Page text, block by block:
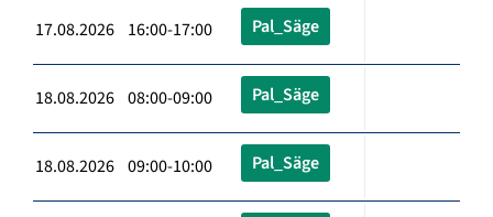
17.08.2026 16:00-17:00 Pal_Säge
18.08.2026 08:00-09:00 Pal_Säge
18.08.2026 09:00-10:00 Pal_Säge